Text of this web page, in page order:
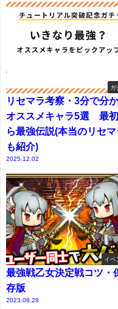
ガ
リセマラ考察・3分で分
オススメキャラ5選 最
ら最強伝説(本当のリセマ
も紹介)
2025.12.02
イベ
最強戦乙女決定戦コツ・
存版
2023.08.28